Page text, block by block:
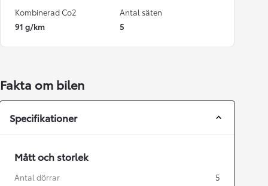
Kombinerad Co2
91 g/km
Antal säten
5
Fakta om bilen
Specifikationer
Mått och storlek
Antal dörrar
5